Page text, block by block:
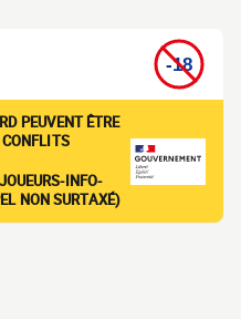
PEUVENT ÊTRE
CONFLITS
INFO-
NON SURTAXÉ)